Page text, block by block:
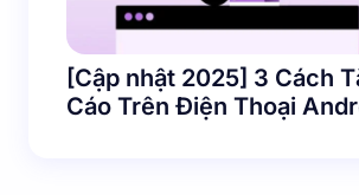
[Cập nhật 2025] 3 Cách
Cáo Trên Điện Thoại